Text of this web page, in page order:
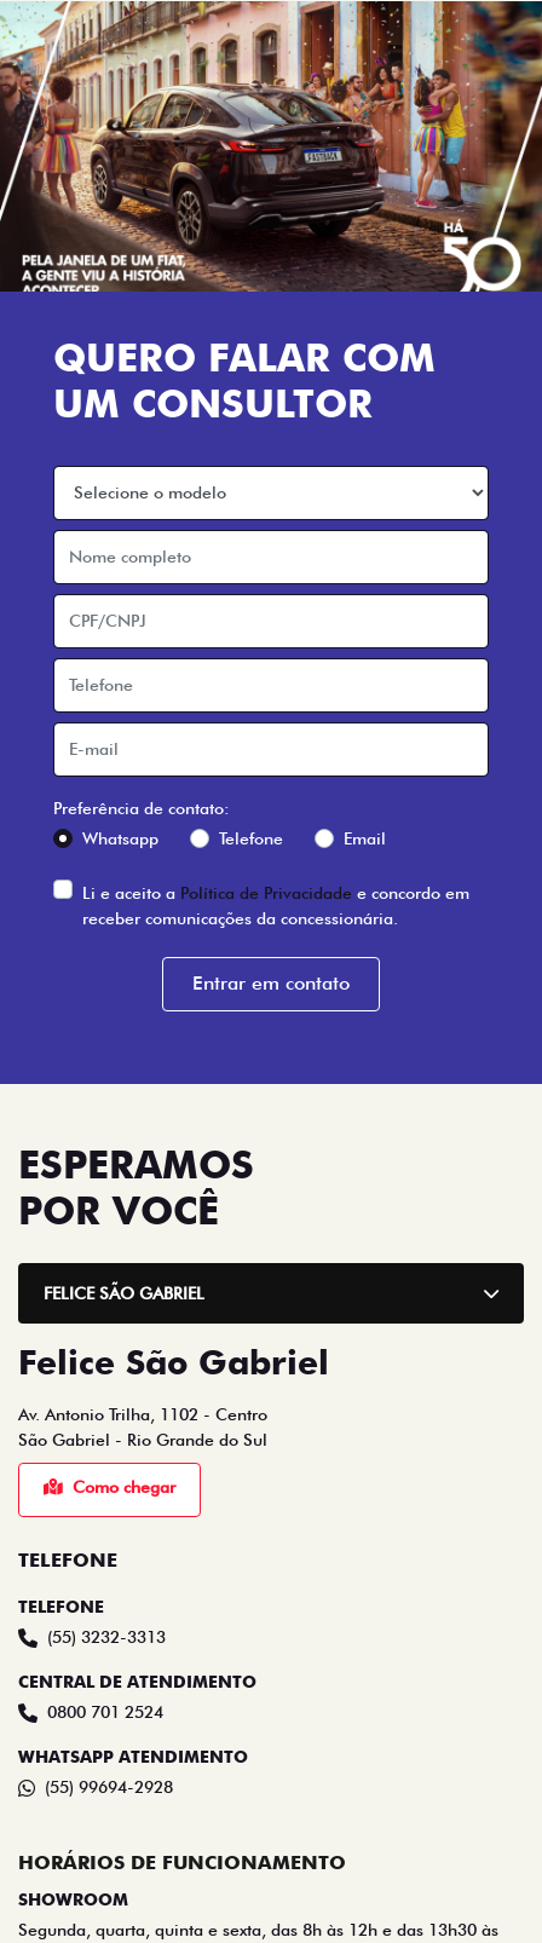
QUERO FALAR COM
UM CONSULTOR
Preferência de contato:
Whatsapp
Telefone Email
Li e aceito a Política de Privacidade e concordo em
receber comunicações da concessionária.
Entrar em contato
ESPERAMOS
POR VOCÊ
FELICE SÃO GABRIEL
Felice São Gabriel
Av. Antonio Trilha, 1102 - Centro
São Gabriel - Rio Grande do Sul
Como chegar
TELEFONE
TELEFONE
(55) 3232-3313
CENTRAL DE ATENDIMENTO
0800 701 2524
WHATSAPP ATENDIMENTO
(55) 99694-2928
HORÁRIOS DE FUNCIONAMENTO
SHOWROOM
Segunda, quarta, quinta e sexta, das 8h às 12h e das 13h30 às